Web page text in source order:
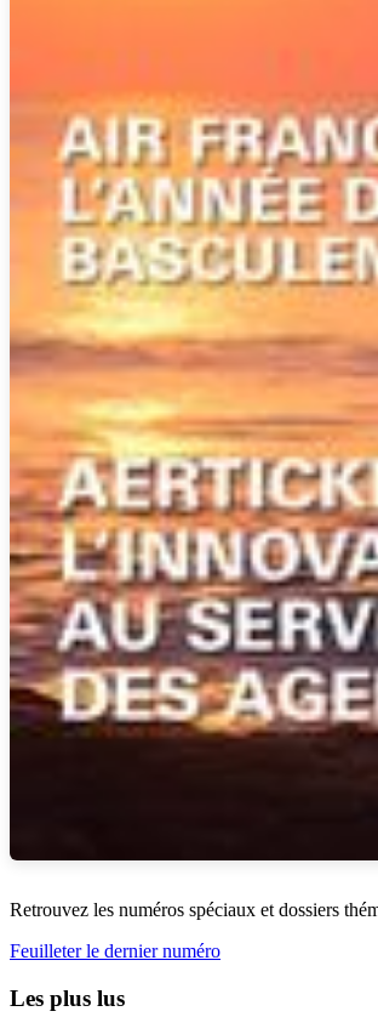
Retrouvez les numéros spéciaux et dossiers
Feuilleter le dernier numéro
Les plus lus